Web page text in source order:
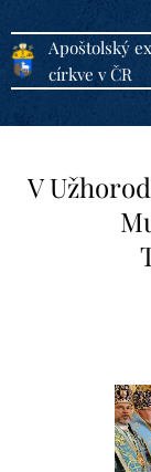
Apoštolský
církve v ČR
V